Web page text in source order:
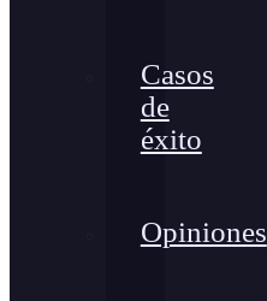
Casos
de
éxito
Opiniones